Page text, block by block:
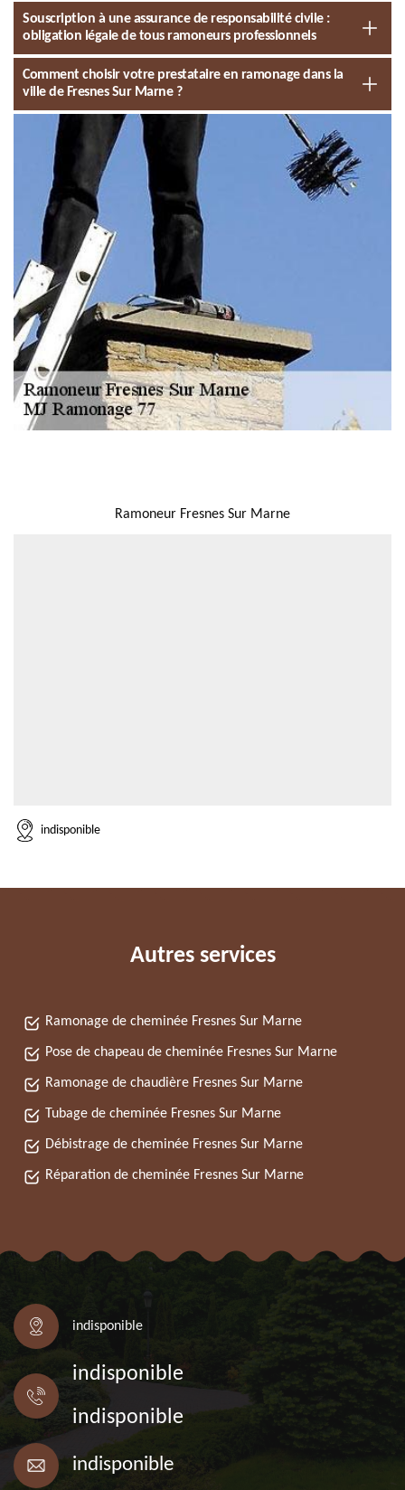
Souscription à une assurance de responsabilité civile :
obligation légale de tous ramoneurs professionnels
Comment choisir votre prestataire en ramonage dans la
ville de Fresnes Sur Marne ?
Ramoneur Fresnes Sur Marne
indisponible
Autres services
Ramonage de cheminée Fresnes Sur Marne
Pose de chapeau de cheminée Fresnes Sur Marne
Ramonage de chaudière Fresnes Sur Marne
Tubage de cheminée Fresnes Sur Marne
Débistrage de cheminée Fresnes Sur Marne
Réparation de cheminée Fresnes Sur Marne
indisponible
indisponible
indisponible
indisponible